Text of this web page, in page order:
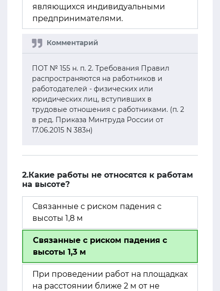
являющихся индивидуальными
предпринимателями.
ПОТ № 155 н. п. 2. Требования Правил
распространяются на работников и
работодателей - физических или
юридических лиц, вступивших в
трудовые отношения с работниками. (п. 2
в ред. Приказа Минтруда России от
17.06.2015 N 383н)
2.Какие работы не относятся к работам
на высоте?
Связанные с риском падения с
высоты 1,8 м
Связанные с риском падения с
высоты 1,3 м
При проведении работ на площадках
на расстоянии ближе 2 м от не